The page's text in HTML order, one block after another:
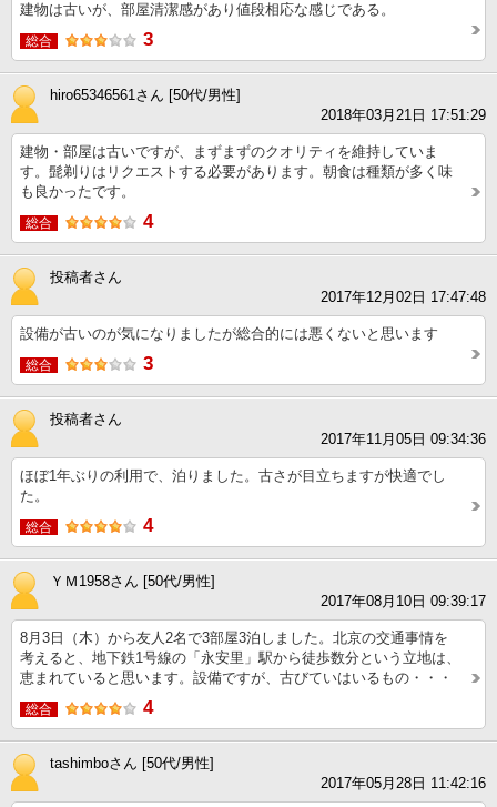
建物は古いが、部屋清潔感があり値段相応な感じである。
総合 3
hiro65346561さん [50代/男性]
2018年03月21日 17:51:29
建物・部屋は古いですが、まずまずのクオリティを維持していま
す。髭剃りはリクエストする必要があります。朝食は種類が多く味
も良かったです。
総合 4
投稿者さん
2017年12月02日 17:47:48
設備が古いのが気になりましたが総合的には悪くないと思います
総合 3
投稿者さん
2017年11月05日 09:34:36
ほぼ1年ぶりの利用で、泊りました。古さが目立ちますが快適でし
た。
総合 4
ＹＭ1958さん [50代/男性]
2017年08月10日 09:39:17
8月3日（木）から友人2名で3部屋3泊しました。北京の交通事情を
考えると、地下鉄1号線の「永安里」駅から徒歩数分という立地は、
恵まれていると思います。設備ですが、古びていはいるもの・・・
総合 4
tashimboさん [50代/男性]
2017年05月28日 11:42:16